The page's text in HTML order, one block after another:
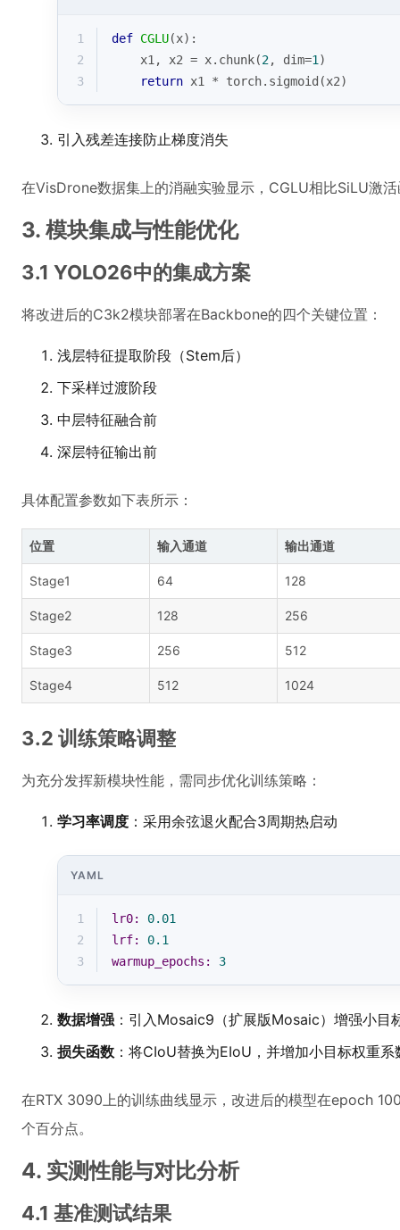
1 def CGLU(x):
2
    x1, x2 = x.chunk(
2, dim=1 )
3
return x1 * torch.sigmoid(x2)
引入残差连接防止梯度消失
在VisDrone数据集上的消融实验显示，CGLU相比SiLU激
3. 模块集成与性能优化
3.1 YOLO26中的集成方案
将改进后的C3k2模块部署在Backbone的四个关键位置：
浅层特征提取阶段（Stem后）
下采样过渡阶段
中层特征融合前
深层特征输出前
具体配置参数如下表所示：
位置 输入通道 输出通道
Stage1 64 128
Stage2 128 256
Stage3 256 512
Stage4 512 1024
3.2 训练策略调整
为充分发挥新模块性能，需同步优化训练策略：
学习率调度 ：采用余弦退火配合3周期热启动
YAML
1 lr0:
0.01
2
lrf:
0.1
3
warmup_epochs: 3
数据增强 ：引入Mosaic9（扩展版Mosaic）增强小目
损失函数 ：将CIoU替换为EIoU，并增加小目标权重系
在RTX 3090上的训练曲线显示，改进后的模型在epoch
个百分点。
4. 实测性能与对比分析
4.1 基准测试结果